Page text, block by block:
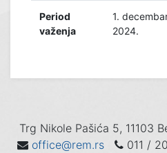
Period
važenja
1.
2024.
Trg Nikole Pašića 5, 11103
office@rem.rs
011 /